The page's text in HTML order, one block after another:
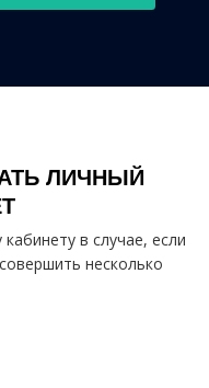
ЛИЧНЫЙ
в случае, если
несколько